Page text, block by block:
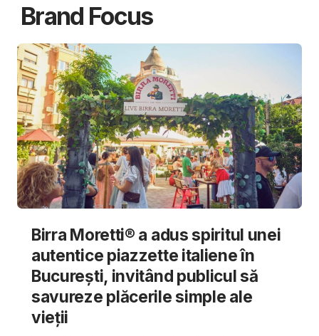
Brand Focus
Birra Moretti® a adus spiritul unei
autentice piazzette italiene în
București, invitând publicul să
savureze plăcerile simple ale
vieții